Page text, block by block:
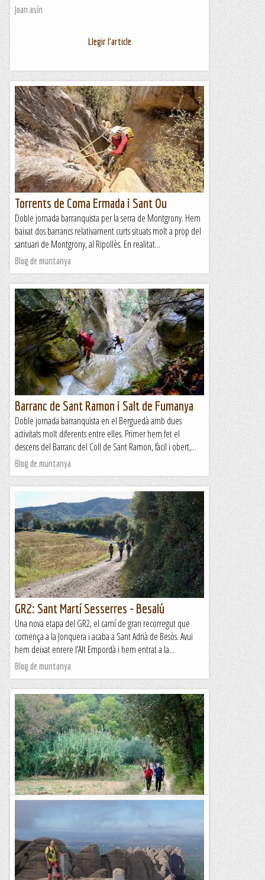
Joan asín
Llegir l'article
Torrents de Coma Ermada i Sant Ou
Doble jornada barranquista per la serra de Montgrony. Hem
baixat dos barrancs relativament curts situats molt a prop del
santuari de Montgrony, al Ripollès. En realitat...
Blog de muntanya
Barranc de Sant Ramon i Salt de Fumanya
Doble jornada barranquista en el Berguedà amb dues
activitats molt diferents entre elles. Primer hem fet el
descens del Barranc del Coll de Sant Ramon, fàcil i obert,...
Blog de muntanya
GR2: Sant Martí Sesserres - Besalú
Una nova etapa del GR2, el camí de gran recorregut que
comença a la Jonquera i acaba a Sant Adrià de Besòs. Avui
hem deixat enrere l’Alt Empordà i hem entrat a la...
Blog de muntanya
GR2: Terrades - Sant Martí Sesserres
Segona etapa del GR2, el camí de gran recorregut que
comença a La Jonquera i acaba a Sant Adrià. Avui hem seguit
recorrent l'Alt Empordà sortint de la petita...
Blog de muntanya